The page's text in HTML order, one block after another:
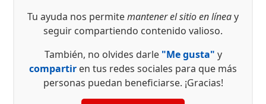
Tu ayuda nos permitemantener el sitio en líneay
seguir compartiendo contenido valioso.
También, no olvides darle "Me gusta" y
compartir en tus redes sociales para que más
personas puedan beneficiarse. ¡Gracias!